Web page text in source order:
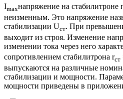
Imaxнапряжение на стабилитроне
неизменным. Это напряжение
стабилизации Uст. При
выходит из строя. Изменение
изменении тока через него
сопротивлением стабилитрона rст
выпускаются на различные
стабилизации и мощности.
мощности приведены в